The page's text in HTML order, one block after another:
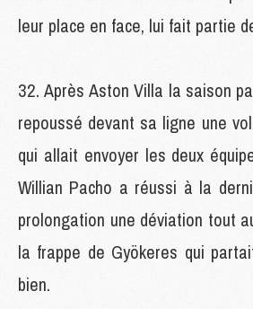
leur place en face, lui fait partie
Après Aston Villa la saison
repoussé devant sa ligne une
qui allait envoyer les deux
Willian Pacho a réussi à la
prolongation une déviation tout
la frappe de Gyökeres qui
bien.